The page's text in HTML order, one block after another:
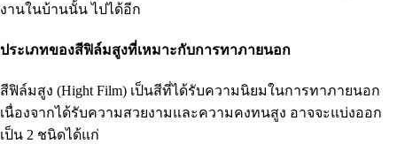
งานในบ้านนั้น ไปได้อีก
ประเภทของสีฟิล์มสูงที่เหมาะกับการทาภายนอก
สีฟิล์มสูง (Hight Film) เป็นสีที่ได้รับความนิยมในการทาภายนอก
เนื่องจากได้รับความสวยงามและความคงทนสูง อาจจะแบ่งออก
เป็น 2 ชนิดได้แก่